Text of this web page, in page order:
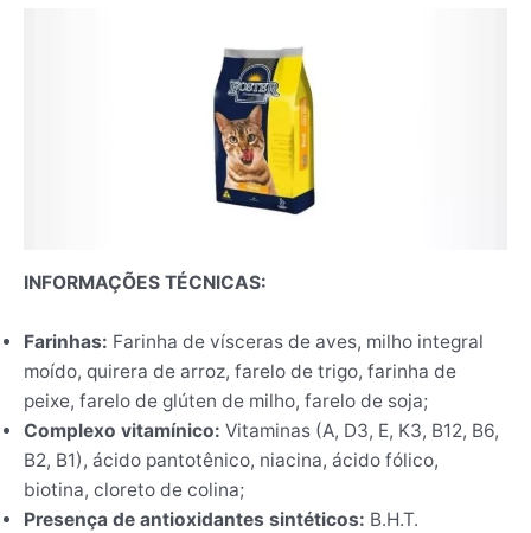
INFORMAÇÕES TÉCNICAS:
Farinhas: Farinha de vísceras de aves, milho integral
moído, quirera de arroz, farelo de trigo, farinha de
peixe, farelo de glúten de milho, farelo de soja;
Complexo vitamínico: Vitaminas (A, D3, E, K3, B12, B6,
B2, B1), ácido pantotênico, niacina, ácido fólico,
biotina, cloreto de colina;
Presença de antioxidantes sintéticos: B.H.T.